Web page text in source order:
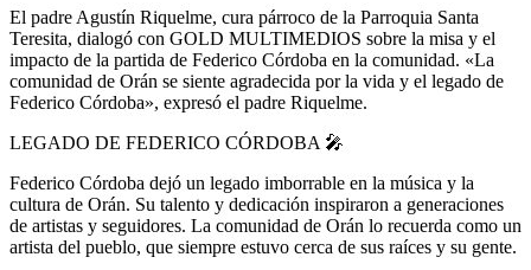
El padre Agustín Riquelme, cura párroco de la Parroquia Santa
Teresita, dialogó con GOLD MULTIMEDIOS sobre la misa y el
impacto de la partida de Federico Córdoba en la comunidad. «La
comunidad de Orán se siente agradecida por la vida y el legado de
Federico Córdoba», expresó el padre Riquelme.
LEGADO DE FEDERICO CÓRDOBA 🎤
Federico Córdoba dejó un legado imborrable en la música y la
cultura de Orán. Su talento y dedicación inspiraron a generaciones
de artistas y seguidores. La comunidad de Orán lo recuerda como un
artista del pueblo, que siempre estuvo cerca de sus raíces y su gente.